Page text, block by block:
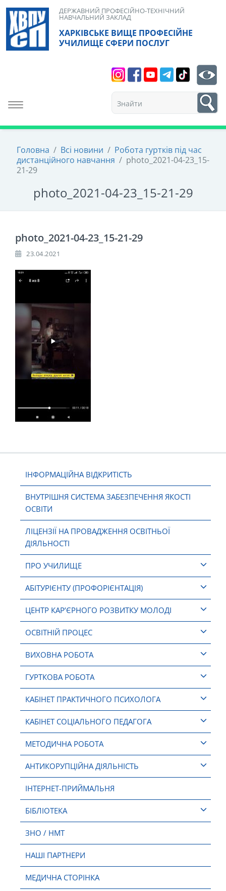
Skip
content
ХАРКІВСЬКЕ ВИЩЕ ПРОФЕСІЙНЕ
УЧИЛИЩЕ СФЕРИ ПОСЛУГ
ДЕРЖАВНИЙ ПРОФЕСІЙНО-ТЕХНІЧНИЙ
НАВЧАЛЬНИЙ ЗАКЛАД
Toggle navigation
1
Головна / Всі новини / Робота гуртків під час
дистанційного навчання / photo_2021-04-23_15-
21-29
photo_2021-04-23_15-21-29
ІНФОРМАЦІЙНА ВІДКРИТІСТЬ
ВНУТРІШНЯ СИСТЕМА ЗАБЕЗПЕЧЕННЯ ЯКОСТІ
ОСВІТИ
ЛІЦЕНЗІЇ НА ПРОВАДЖЕННЯ ОСВІТНЬОЇ
ДІЯЛЬНОСТІ
ПРО УЧИЛИЩЕ
АБІТУРІЄНТУ (ПРОФОРІЄНТАЦІЯ)
ЦЕНТР КАР’ЄРНОГО РОЗВИТКУ МОЛОДІ
ОСВІТНІЙ ПРОЦЕС
ВИХОВНА РОБОТА
ГУРТКОВА РОБОТА
КАБІНЕТ ПРАКТИЧНОГО ПСИХОЛОГА
КАБІНЕТ СОЦІАЛЬНОГО ПЕДАГОГА
МЕТОДИЧНА РОБОТА
АНТИКОРУПЦІЙНА ДІЯЛЬНІСТЬ
ІНТЕРНЕТ-ПРИЙМАЛЬНЯ
БІБЛІОТЕКА
ЗНО / НМТ
НАШІ ПАРТНЕРИ
МЕДИЧНА СТОРІНКА
photo_2021-04-23_15-21-29
23.04.2021